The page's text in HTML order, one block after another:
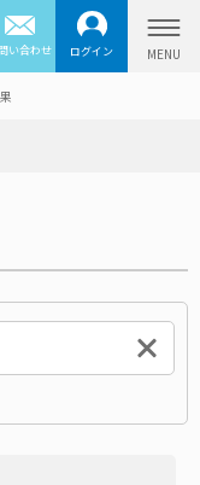
い合わせ ログイン